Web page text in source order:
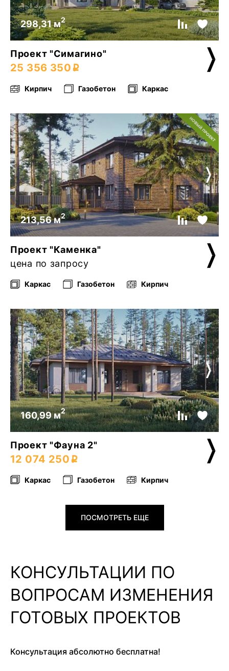
298,31 м2
Проект "Симагино"
25 356 350
Кирпич Газобетон Каркас
213,56 м2
Проект "Каменка"
цена по запросу
Каркас Газобетон Кирпич
160,99 м2
Проект "Фауна 2"
12 074 250
Каркас Газобетон Кирпич
ПОСМОТРЕТЬ ЕЩЕ
КОНСУЛЬТАЦИИ ПО
ВОПРОСАМ ИЗМЕНЕНИЯ
ГОТОВЫХ ПРОЕКТОВ
Консультация абсолютно бесплатна!